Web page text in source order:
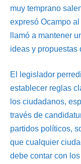
muy temprano
expresó Ocampo
llamó a mantener
ideas y propuestas
El legislador
establecer reglas
los ciudadanos,
través de
partidos políticos,
que cualquier
debe contar con